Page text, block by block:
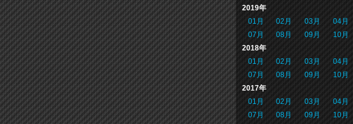
2019年
01月
02月 03月 04月
07月
08月 09月 10月
2018年
01月
02月 03月 04月
07月
08月 09月 10月
2017年
01月
02月 03月 04月
07月
08月 09月 10月